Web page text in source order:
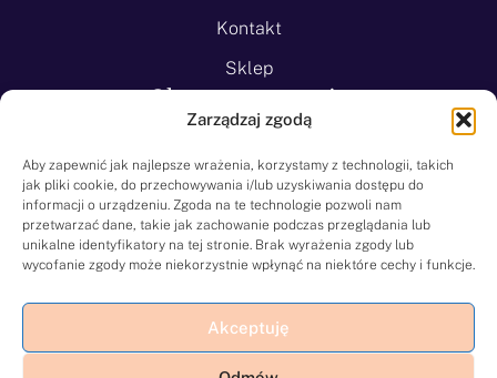
Zarządzaj zgodą
Aby zapewnić jak najlepsze wrażenia, korzystamy z technologii, takich
jak pliki cookie, do przechowywania i/lub uzyskiwania dostępu do
informacji o urządzeniu. Zgoda na te technologie pozwoli nam
przetwarzać dane, takie jak zachowanie podczas przeglądania lub
unikalne identyfikatory na tej stronie. Brak wyrażenia zgody lub
wycofanie zgody może niekorzystnie wpłynąć na niektóre cechy i funkcje.
Akceptuję
Kontakt
Sklep
Obszary wsparcia
Lęk przed lataniem
Lęk uogólniony
Lęk przed śmiercią
Klaustrofobia
Zamartwianie